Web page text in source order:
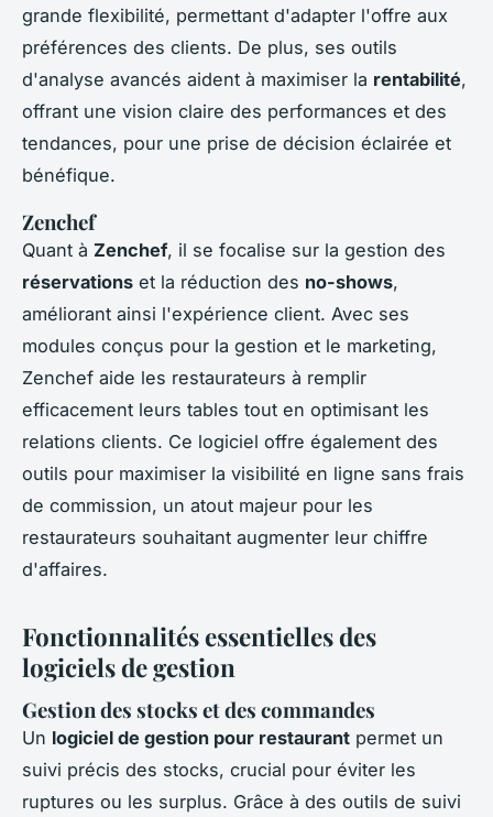
grande flexibilité, permettant d'adapter l'offre aux
préférences des clients. De plus, ses outils
d'analyse avancés aident à maximiser la rentabilité,
offrant une vision claire des performances et des
tendances, pour une prise de décision éclairée et
bénéfique.
Zenchef
Quant à Zenchef, il se focalise sur la gestion des
réservations et la réduction des no-shows,
améliorant ainsi l'expérience client. Avec ses
modules conçus pour la gestion et le marketing,
Zenchef aide les restaurateurs à remplir
efficacement leurs tables tout en optimisant les
relations clients. Ce logiciel offre également des
outils pour maximiser la visibilité en ligne sans frais
de commission, un atout majeur pour les
restaurateurs souhaitant augmenter leur chiffre
d'affaires.
Fonctionnalités essentielles des
logiciels de gestion
Gestion des stocks et des commandes
Un logiciel de gestion pour restaurant permet un
suivi précis des stocks, crucial pour éviter les
ruptures ou les surplus. Grâce à des outils de suivi